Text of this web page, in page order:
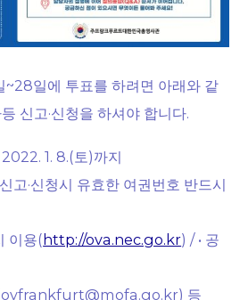
~28일에 투표를 하려면 아래와 같
신고·신청을 하셔야 합니다.
1. 8.(토)까지
고·신청시 유효한 여권번호 반드시
이용( http://ova.nec.go.kr) / • 공
(ovfrankfurt@mofa.go.kr) 등